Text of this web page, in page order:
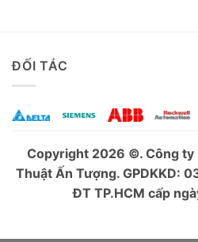
ĐỐI TÁC
Copyright 2026 ©. Công ty
Thuật Ấn Tượng. GPDKKD:
ĐT TP.HCM cấp